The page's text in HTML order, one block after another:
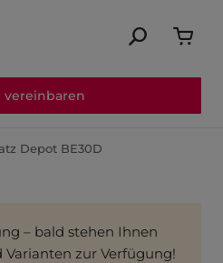
vereinbaren
Depot BE30D
– bald stehen Ihnen
zur Verfügung!